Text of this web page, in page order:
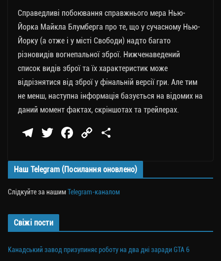
Справедливі побоювання справжнього мера Нью-
Йорка Майкла Блумберга про те, що у сучасному Нью-
Йорку (а отже і у місті Свободи) надто багато
різновидів вогнепальної зброї. Нижченаведений
список видів зброї та їх характеристик може
відрізнятися від зброї у фінальній версії гри. Але тим
не менш, наступна інформація базується на відомих на
даний момент фактах, скріншотах та трейлерах.
Te
gr
a
m
T
tt
er
Fa
bo
ok
C
y
Li
nk
ді
ли
ти
Наш Telegram (Посилання оновлено)
Слідкуйте за нашимTelegram-каналом
Свіжі пости
Канадський завод призупиняє роботу на два дні заради GTA 6